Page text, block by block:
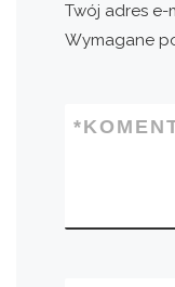
Twój adres e-
Wymagane
*